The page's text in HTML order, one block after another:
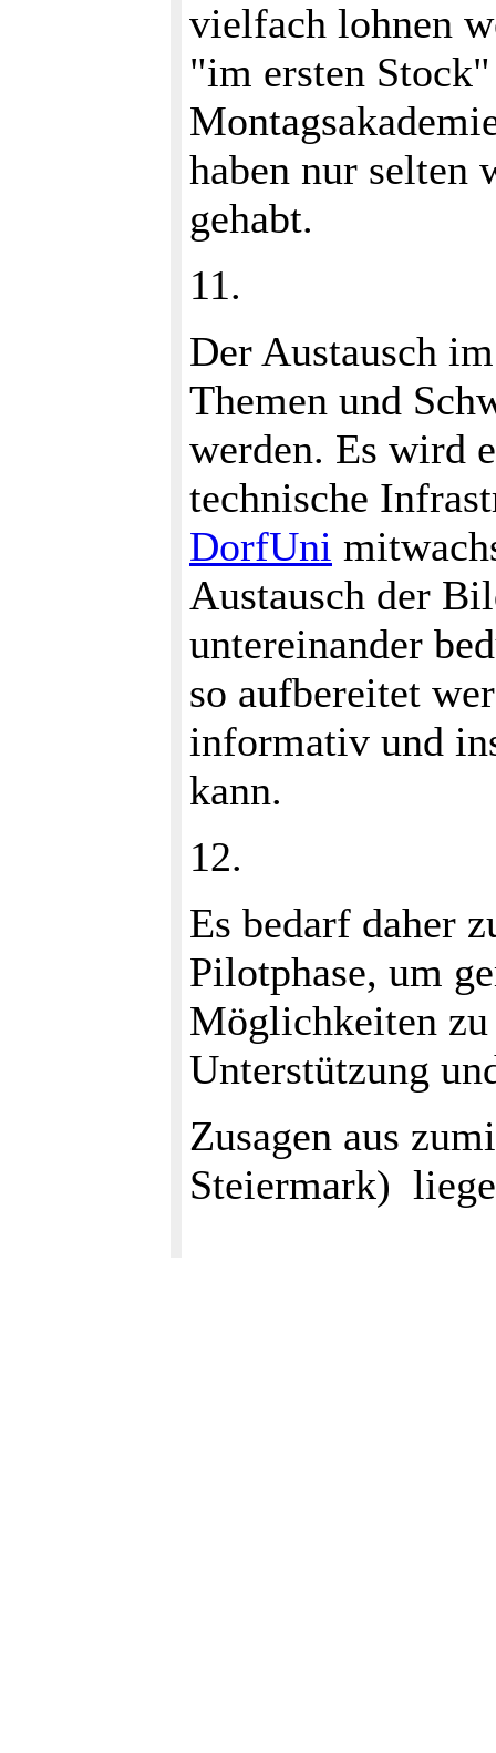
vielfach lohnen
"im ersten
haben nur
gehabt.
11.
Der Austausch
Themen und
werden. Es wird
technische
DorfUni
Austausch der
untereinander
so aufbereitet
informativ und
kann.
12.
Es bedarf daher
Pilotphase, um
Möglichkeiten
Unterstützung
Zusagen aus
Steiermark)